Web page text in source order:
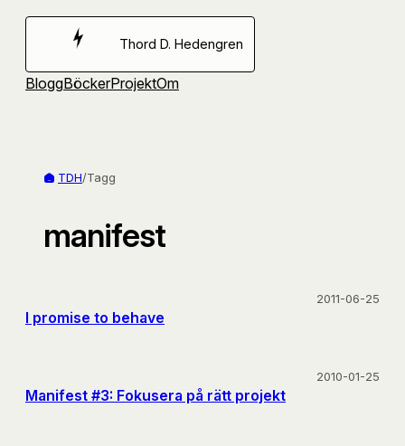
Hoppa
Thord D. Hedengren
BloggBöckerProjektOm
TDH/Tagg
manifest
I promise to behave
2011-06-25
Manifest #3: Fokusera på rätt projekt
2010-01-25